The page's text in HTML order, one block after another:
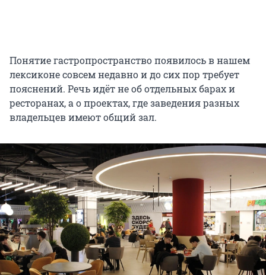
Понятие гастропространство появилось в нашем
лексиконе совсем недавно и до сих пор требует
пояснений. Речь идёт не об отдельных барах и
ресторанах, а о проектах, где заведения разных
владельцев имеют общий зал.